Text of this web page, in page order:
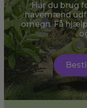
Har du brug
havemænd
omegn. Få